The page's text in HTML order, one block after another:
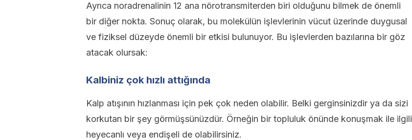
Ayrıca noradrenalinin 12 ana nörotransmiterden biri olduğunu bilmek de önemli
bir diğer nokta. Sonuç olarak, bu molekülün işlevlerinin vücut üzerinde duygusal
ve fiziksel düzeyde önemli bir etkisi bulunuyor. Bu işlevlerden bazılarına bir göz
atacak olursak:
Kalbiniz çok hızlı attığında
Kalp atışının hızlanması için pek çok neden olabilir. Belki gerginsinizdir ya da sizi
korkutan bir şey görmüşsünüzdür. Örneğin bir topluluk önünde konuşmak ile ilgili
heyecanlı veya endişeli de olabilirsiniz.